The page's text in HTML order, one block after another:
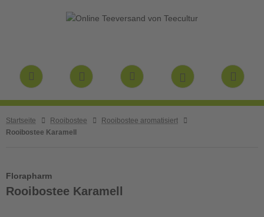
Startseite Rooibostee
Rooibostee aromatisiert
Rooibostee Karamell
Florapharm
Rooibostee Karamell